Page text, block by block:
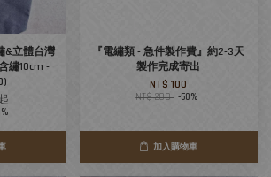
&立體台灣
繡10cm -
起
『電繡類 - 急件製作費』約2-3天
製作完成寄出
NT$ 100
NT$ 200 -50%
加入購物車